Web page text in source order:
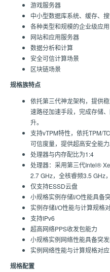
游戏服务器
中小型数据库系统、缓存、
各种类型和规模的企业级应用
网站和应用服务器
数据分析和计算
安全可信计算场景
区块链场景
规格族特点
依托第三代神龙架构，提供
速路径加速手段，完成存储
升。
支持vTPM特性，依托TPM/
可信度量，提供超高安全能力
处理器与内存配比为1:4
处理器：采用第三代Intel®
2.7 GHz，全核睿频3.5 GHz
仅支持ESSD云盘
小规格实例存储I/O性能具备
实例存储I/O性能与计算规格
支持IPv6
超高网络PPS收发包能力
小规格实例网络性能具备突
实例网络性能与计算规格对
规格配置